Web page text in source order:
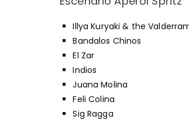
Illya Kuryaki & the
Bandalos Chinos
El Zar
Indios
Juana Molina
Feli Colina
Sig Ragga